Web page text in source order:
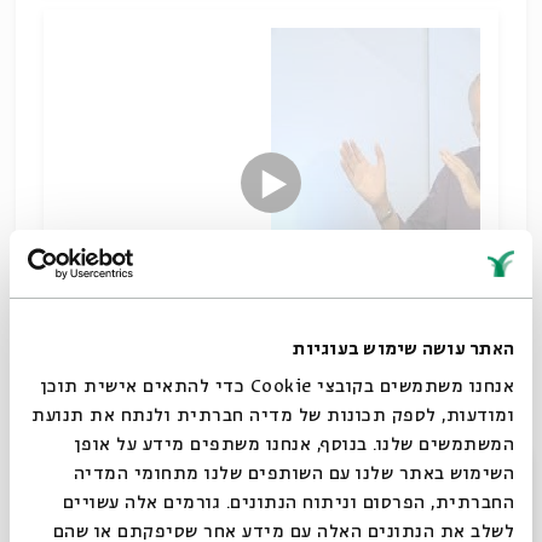
האתר עושה שימוש בעוגיות
אנחנו משתמשים בקובצי Cookie כדי להתאים אישית תוכן
ומודעות, לספק תכונות של מדיה חברתית ולנתח את תנועת
המשתמשים שלנו. בנוסף, אנחנו משתפים מידע על אופן
השימוש באתר שלנו עם השותפים שלנו מתחומי המדיה
החברתית, הפרסום וניתוח הנתונים. גורמים אלה עשויים
לשלב את הנתונים האלה עם מידע אחר שסיפקתם או שהם
עם פרופ' נח חכם
מאי חנוכה?
הורדת מקורות
שיתוף
תגיות: מקרא וספרות בית שני תלמוד וספרות חז"ל היסטוריה יהודית
נח חכם חשמונאים חנוכה
סגור